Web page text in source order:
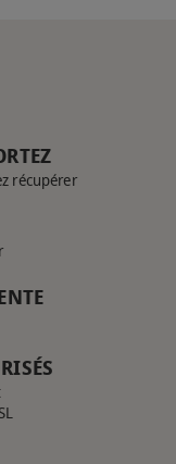
récupérer